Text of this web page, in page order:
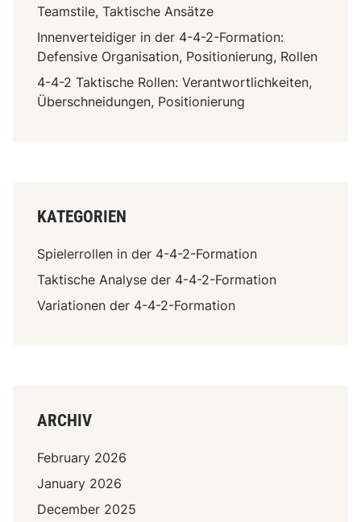
Teamstile, Taktische Ansätze
Innenverteidiger in der 4-4-2-Formation:
Defensive Organisation, Positionierung, Rollen
4-4-2 Taktische Rollen: Verantwortlichkeiten,
Überschneidungen, Positionierung
KATEGORIEN
Spielerrollen in der 4-4-2-Formation
Taktische Analyse der 4-4-2-Formation
Variationen der 4-4-2-Formation
ARCHIV
February 2026
January 2026
December 2025